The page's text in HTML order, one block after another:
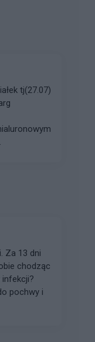
tj(27.07)
Za 13 dni
chodząc
pochwy i